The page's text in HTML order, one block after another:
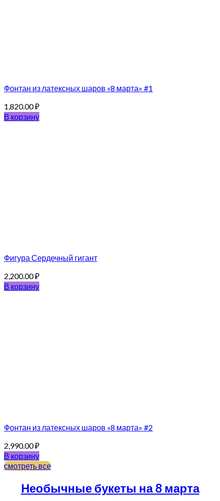
Фонтан из латексных шаров «8 марта» #1
1,820.00₽
В корзину
Фигура Сердечный гигант
2,200.00₽
В корзину
Фонтан из латексных шаров «8 марта» #2
2,990.00₽
В корзину
смотреть все
Необычные букеты на 8 марта